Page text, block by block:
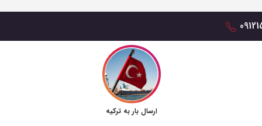
ارسال بار به ترکیه